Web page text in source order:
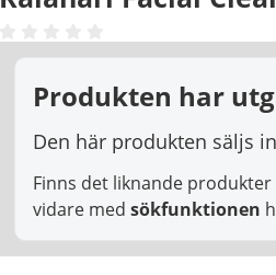
Produkten har
Den här produkten säljs
Finns det liknande
vidare med sökfunktionen